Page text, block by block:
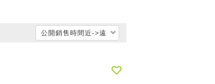
公開銷售時間近->遠